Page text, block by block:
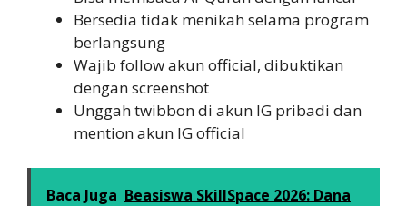
Bersedia tidak menikah selama program
berlangsung
Wajib follow akun official, dibuktikan
dengan screenshot
Unggah twibbon di akun IG pribadi dan
mention akun IG official
Baca Juga Beasiswa SkillSpace 2026: Dana